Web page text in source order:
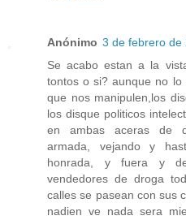
Anónimo 3 de febrero de
Se acabo estan a la
tontos o si? aunque no lo
que nos manipulen,los
los disque politicos
en ambas aceras de
armada, vejando y
honrada, y fuera y
vendedores de droga
calles se pasean con sus
nadien ve nada sera